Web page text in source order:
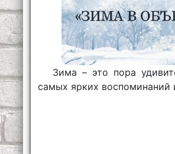
Зима – это пора
самых ярких воспоминаний